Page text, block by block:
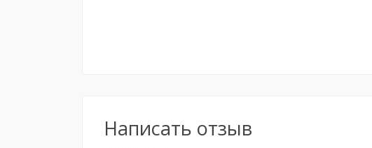
Написать отзыв